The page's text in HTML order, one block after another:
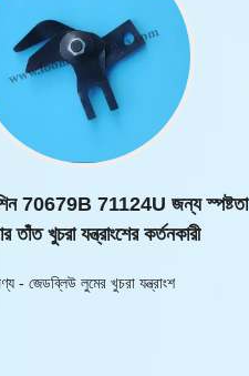
70679B 71124U জন্য স্পষ্টতা
তাঁত খুচরা যন্ত্রাংশের কর্তনকারী
- জেডব্লিউ লুমের খুচরা যন্ত্রাংশ